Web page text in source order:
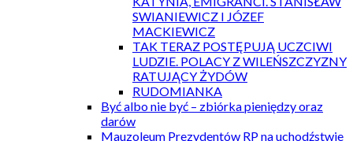
SWIANIEWICZ I JÓZEF
MACKIEWICZ
TAK TERAZ POSTĘPUJĄ UCZCIWI
LUDZIE. POLACY Z WILEŃSZCZYZNY
RATUJĄCY ŻYDÓW
RUDOMIANKA
Być albo nie być – zbiórka pieniędzy oraz
darów
Mauzoleum Prezydentów RP na uchodźstwie